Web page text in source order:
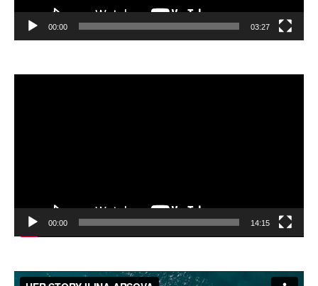
00:00 03:27
00:00 14:15
Video